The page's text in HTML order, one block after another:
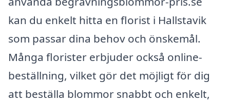
kan du enkelt hitta en florist i Hallstavik
som passar dina behov och önskemål.
Många florister erbjuder också online-
beställning, vilket gör det möjligt för dig
att beställa blommor snabbt och enkelt,